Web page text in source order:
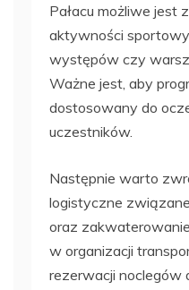
Pałacu możliwe jest
aktywności
występów czy
Ważne jest, aby
dostosowany do
uczestników.
Następnie warto
logistyczne
oraz
w organizacji
rezerwacji noclegów